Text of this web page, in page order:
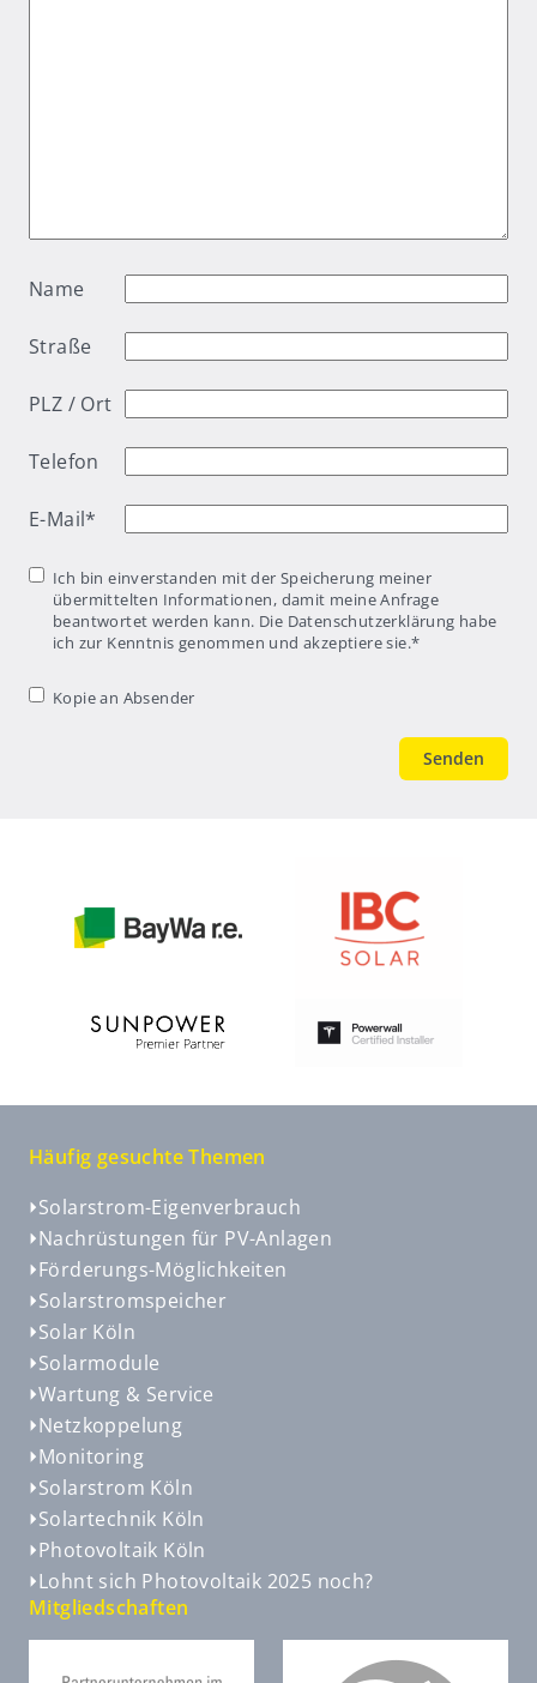
Name
Straße
PLZ / Ort
Telefon
E-Mail*
Einwilligung*
Ich bin einverstanden mit der Speicherung meiner
übermittelten Informationen, damit meine Anfrage
beantwortet werden kann. Die Datenschutzerklärung habe
ich zur Kenntnis genommen und akzeptiere sie.*
Kopie an
Kopie an Absender
Häufig gesuchte Themen
Solarstrom-Eigenverbrauch
Nachrüstungen für PV-Anlagen
Förderungs-Möglichkeiten
Solarstromspeicher
Solar Köln
Solarmodule
Wartung & Service
Netzkoppelung
Monitoring
Solarstrom Köln
Solartechnik Köln
Photovoltaik Köln
Lohnt sich Photovoltaik 2025 noch?
Mitgliedschaften